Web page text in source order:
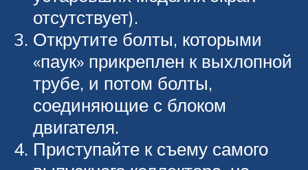
отсутствует).
Открутите болты, которыми
«паук» прикреплен к выхлопной
трубе, и потом болты,
соединяющие с блоком
двигателя.
Приступайте к съему самого